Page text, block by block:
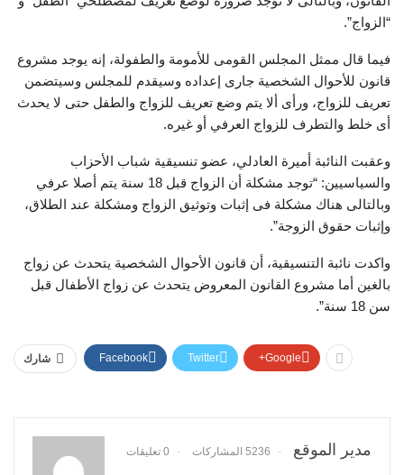
“الزواج”.
فيما قال ممثل المجلس القومى للأمومة والطفولة، إنه يوجد مشروع
قانون للأحوال الشخصية جارى إعداده وسيقدم للمجلس وسيتضمن
تعريف للزواج، ورأى ألا يتم وضع تعريف للزواج والطفل حتى لا يحدث
أى خلط والتطرف للزواج العرفي أو غيره.
وعقبت النائبة أميرة العادلي، عضو تنسيقية شباب الأحزاب
والسياسيين: “توجد مشكلة أن الزواج قبل 18 سنة يتم أصلا عرفي
وبالتالى هناك مشكلة فى إثبات وتوثيق الزواج ومشكلة عند الطلاق،
وإثبات حقوق الزوجة”.
واكدت نائبة التنسيقية، أن قانون الأحوال الشخصية يتحدث عن زواج
بالغين أما مشروع القانون المعروض يتحدث عن زواج الأطفال قبل
سن 18 سنة”.
شارك Facebook Twitter Google+
مدير الموقع 5236 المشاركات 0 تعليقات